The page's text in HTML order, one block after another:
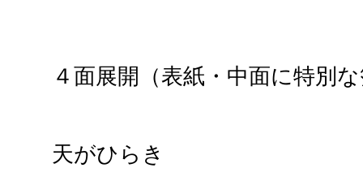
４面展開（表紙・中面に特別
天がひらき